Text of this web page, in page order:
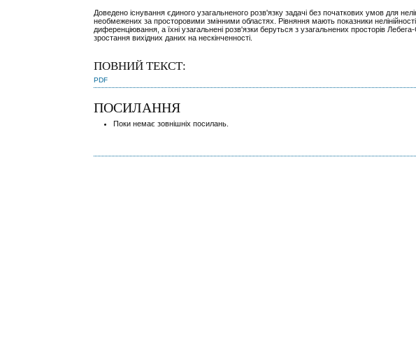
Доведено існування єдиного узагальненого розв'язку задачі без початкових умов для
необмежених за просторовими змінними областях. Рівняння мають показники
диференціювання, а їхні узагальнені розв'язки беруться з узагальнених просторів
зростання вихідних даних на нескінченності.
ПОВНИЙ ТЕКСТ:
PDF
ПОСИЛАННЯ
Поки немає зовнішніх посилань.